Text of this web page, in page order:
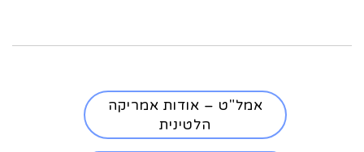
אמל"ט – אודות אמריקה
הלטינית